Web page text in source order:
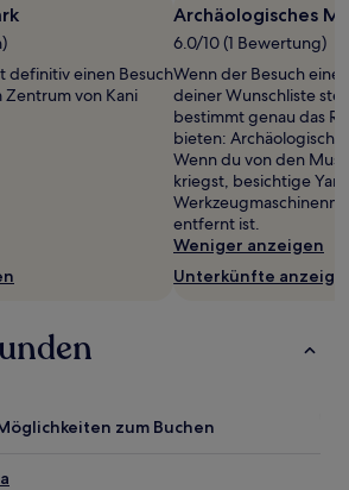
definitiv einen Besuch
von Kani
Archäologisches
6.0/10 (1 Bewertung)
Wenn der Besuch
deiner Wunschliste
bestimmt genau das
bieten:
Wenn du von den
kriegst, besichtige
entfernt ist.
Weniger anzeigen
Unterkünfte
zum Buchen